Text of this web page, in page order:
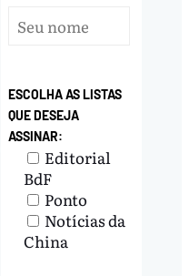
ESCOLHA AS LISTAS
QUE DESEJA
ASSINAR:
Editorial
BdF
Ponto
Notícias da
China